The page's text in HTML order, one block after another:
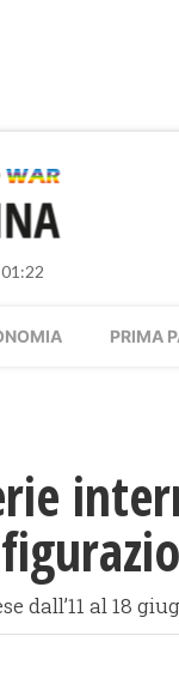
PRIMA
dall’11 al 18